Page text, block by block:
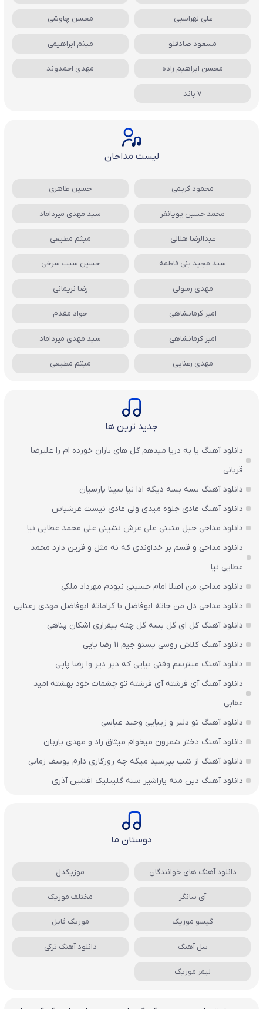
علی لهراسبی محسن چاوشی
مسعود صادقلو میثم ابراهیمی
محسن ابراهیم زاده مهدی احمدوند
7 باند
لیست مداحان
محمود کریمی حسین طاهری
محمد حسین پویانفر سید مهدی میرداماد
عبدالرضا هلالی میثم مطیعی
سید مجید بنی فاطمه حسین سیب سرخی
مهدی رسولی رضا نریمانی
امیر کرمانشاهی جواد مقدم
امیر کرمانشاهی سید مهدی میرداماد
مهدی رعنایی میثم مطیعی
جدید ترین ها
دانلود آهنگ یا به دریا میدهم گل های باران‌ خورده ام را علیرضا
قربانی
دانلود آهنگ بسه بسه دیگه ادا نیا سینا پارسیان
دانلود آهنگ عادی جلوه میدی ولی عادی نیست عرشیاس
دانلود مداحی حبل متینی علی عرش نشینی علی محمد عطایی نیا
دانلود مداحی و قسم بر خداوندی که نه مثل و قرین دارد محمد
عطایی نیا
دانلود مداحی من اصلا امام حسینی نبودم مهرداد ملکی
دانلود مداحی دل من جاته ابوفاضل با کراماته ابوفاضل مهدی رعنایی
دانلود آهنگ گل ای گل بسه گل چته بیقراری اشکان پناهی
دانلود آهنگ کلاش روسی پستو جیم ۱۱ رضا پاپی
دانلود آهنگ میترسم وقتی بیایی که دیر دیر وا رضا پاپی
دانلود آهنگ آی فرشته آی فرشته تو چشمات خود بهشته امید
عقابی
دانلود آهنگ تو دلبر و زیبایی وحید عباسی
دانلود آهنگ دختر شمرون میخوام میثاق راد و مهدی یاریان
دانلود آهنگ از شب بپرسید میگه چه روزگاری دارم یوسف زمانی
دانلود آهنگ دین منه یاراشیر سنه گلینلیک افشین آذری
دوستان ما
دانلود آهنگ های خوانندگان موزیکدل
آی سانگز مختلف موزیک
گیسو موزیک موزیک فایل
سل آهنگ دانلود آهنگ ترکی
لیمر موزیک